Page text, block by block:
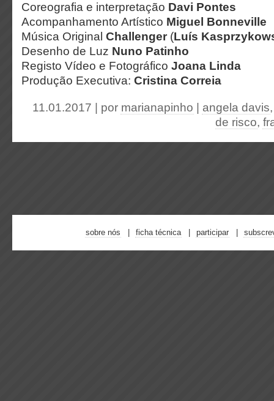
Coreografia e interpretação Davi Pontes
Acompanhamento Artístico Miguel Bonneville
Música Original Challenger (Luís
Desenho de Luz Nuno Patinho
Registo Vídeo e Fotográfico Joana Linda
Produção Executiva: Cristina Correia
11.01.2017 | por marianapinho angela davis
de risco,
sobre nós ficha técnica participar